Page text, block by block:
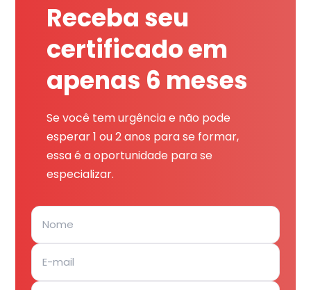
Receba seu
certificado em
apenas 6 meses
Se você tem urgência e não pode
esperar 1 ou 2 anos para se formar,
essa é a oportunidade para se
especializar.